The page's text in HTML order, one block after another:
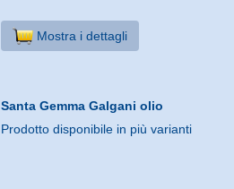
Mostra i dettagli
Santa Gemma Galgani olio
Prodotto disponibile in più varianti